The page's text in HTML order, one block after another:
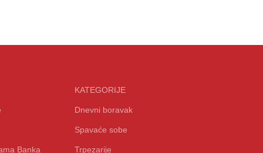
Banka
KATEGORIJE
Dnevni boravak
Spavaće sobe
Trpezarije